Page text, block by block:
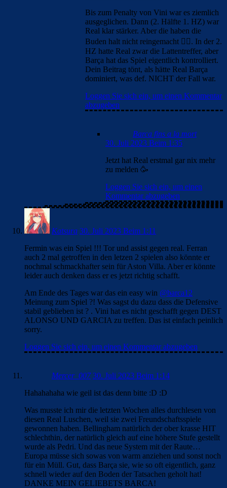
Bis zum Penalty von Vini war es ziemlich
ausgeglichen. Dann (2. Hälfte 1. HZ) war
Real klar stärker. Aber die haben die
Buden halt nicht reingemacht 🤷‍♂️. In der 2.
HZ hatte Real zwar die Lattentreffer, aber
Barça hat das Spiel eigentlich kontrolliert.
Dein Beitrag tönt, als hätte Real Barça
dominiert, was def. NICHT der Fall war.
Loggen Sie sich ein, um einen Kommentar
abzugeben
Barca fins a la mort
30. Juli 2023 Beim 1:35
Jetzt hat Real erstmal gar nix mehr
zu melden 🥳
Loggen Sie sich ein, um einen
Kommentar abzugeben
Katsura 30. Juli 2023 Beim 1:11
Fermin was ein Spiel !!! Tor und assist gegen real. Ferran
auch 2 mal getroffen in den letzen 2 spielen also könnte er
nochmal schmackhafter sein für Aston Villa. Aber er könnte
leider auch denken dass er es jetzt richtig schafft.
Am Ende des Tages war das ein easy win @barca12
Meinung zum Spiel ?! Was sagst du dazu dass die Defensive
stabil geblieben ist ? . Vini hat es nicht geschafft gegen DEST
ALONSO UND GARCIA zu treffen. Das ist einfach peinlich
sorry.
Loggen Sie sich ein, um einen Kommentar abzugeben
Mercer_007 30. Juli 2023 Beim 1:14
Hahahahaha wie geil ist das denn bitte :D :D
Was musste ich mir die letzten Wochen alles durchlesen von
diesen Real Luschen, weil sie zwei Freundschaftsspiele
gewonnen haben. Bellingham natürlich der ober krasse HIT
schlechthin, der natürlich gleich auf eine höhere Stufe gestellt
wurde als Pedri. Und das neue System mit der Raute…
Europa müsse sich sowas von warm anziehen und sonst noch
für ein Müll. Gut, dass Barça sie, wie so oft eigentlich, ganz
schnell wieder auf den Boden der Tatsachen geholt hat!
DANKE MEIN GELIEBETS BARCA!